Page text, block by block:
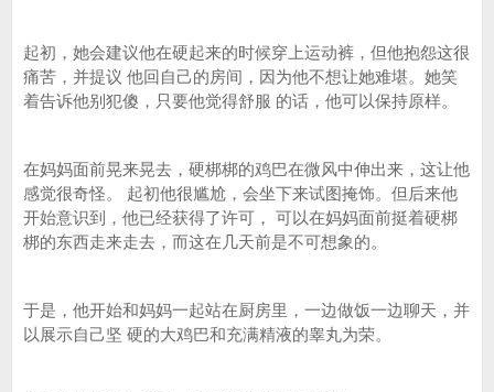
起初，她会建议他在硬起来的时候穿上运动裤，但他抱怨这很
痛苦，并提议 他回自己的房间，因为他不想让她难堪。她笑
着告诉他别犯傻，只要他觉得舒服 的话，他可以保持原样。
在妈妈面前晃来晃去，硬梆梆的鸡巴在微风中伸出来，这让他
感觉很奇怪。 起初他很尴尬，会坐下来试图掩饰。但后来他
开始意识到，他已经获得了许可， 可以在妈妈面前挺着硬梆
梆的东西走来走去，而这在几天前是不可想象的。
于是，他开始和妈妈一起站在厨房里，一边做饭一边聊天，并
以展示自己坚 硬的大鸡巴和充满精液的睾丸为荣。